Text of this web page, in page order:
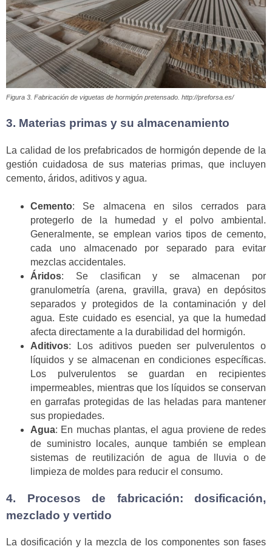
Figura 3. Fabricación de viguetas de hormigón pretensado. http://preforsa.es/
3. Materias primas y su almacenamiento
La calidad de los prefabricados de hormigón depende de la
gestión cuidadosa de sus materias primas, que incluyen
cemento, áridos, aditivos y agua.
Cemento: Se almacena en silos cerrados para
protegerlo de la humedad y el polvo ambiental.
Generalmente, se emplean varios tipos de cemento,
cada uno almacenado por separado para evitar
mezclas accidentales.
Áridos: Se clasifican y se almacenan por
granulometría (arena, gravilla, grava) en depósitos
separados y protegidos de la contaminación y del
agua. Este cuidado es esencial, ya que la humedad
afecta directamente a la durabilidad del hormigón.
Aditivos: Los aditivos pueden ser pulverulentos o
líquidos y se almacenan en condiciones específicas.
Los pulverulentos se guardan en recipientes
impermeables, mientras que los líquidos se conservan
en garrafas protegidas de las heladas para mantener
sus propiedades.
Agua: En muchas plantas, el agua proviene de redes
de suministro locales, aunque también se emplean
sistemas de reutilización de agua de lluvia o de
limpieza de moldes para reducir el consumo.
4. Procesos de fabricación: dosificación,
mezclado y vertido
La dosificación y la mezcla de los componentes son fases